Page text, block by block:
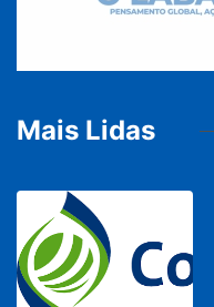
Mais Lidas